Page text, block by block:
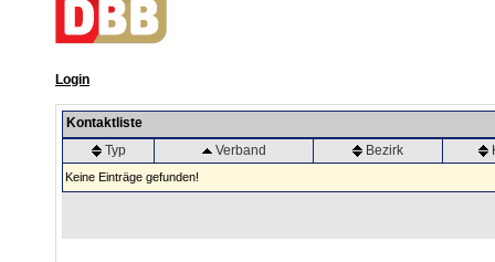
Login
Kontaktliste
Typ
Verband Bezirk
Keine Einträge gefunden!